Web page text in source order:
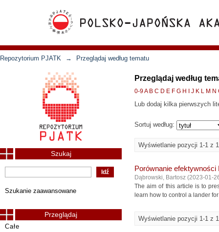
Repozytorium PJATK → Przeglądaj według tematu
Przeglądaj według
0-9A B C D E F G H J K L M N
Lub dodaj kilka pierwszych
Sortuj według:
Wyświetlanie pozycji 1-1 z 1
Porównanie
Dąbrowski, Bartosz (2023-01-
The aim of this article is to
learn how to control a lander
Wyświetlanie pozycji 1-1 z 1
Szukaj
Szukanie zaawansowane
Przeglądaj
Całe